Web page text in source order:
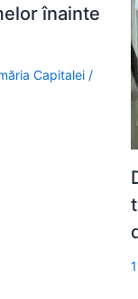
înainte
Capitalei /